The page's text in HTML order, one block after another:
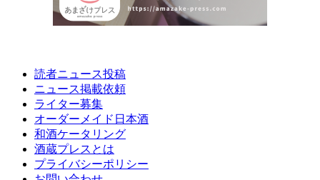
読者ニュース投稿
ニュース掲載依頼
ライター募集
オーダーメイド日本酒
和酒ケータリング
酒蔵プレスとは
プライバシーポリシー